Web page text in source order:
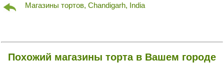
Магазины тортов, Chandigarh, India
Похожий магазины торта в Вашем городе